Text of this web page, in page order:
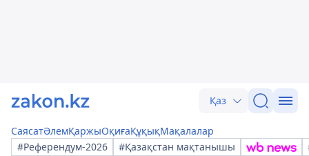
Қаз
СаясатӘлемҚаржыОқиғаҚұқықМақалалар
#Референдум-2026
#Қазақстан мақтанышы